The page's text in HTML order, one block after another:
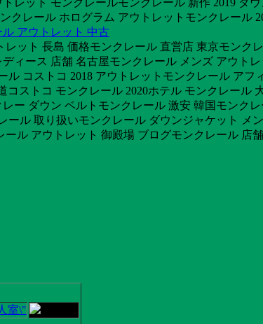
レール ホログラム アウトレットモンクレール
アウトレット 中古
ット 長島 価格モンクレール 直営店 東京モンク
ース 店舗 名古屋モンクレール メンズ アウト
コストコ 2018 アウトレットモンクレール ア
ストコ モンクレール 2020ホテル モンクレール
ー ダウン ベルトモンクレール 激安 韓国モンク
ル 取り扱いモンクレール ダウンジャケット メ
ル アウトレット 御殿場 ブログモンクレール 店